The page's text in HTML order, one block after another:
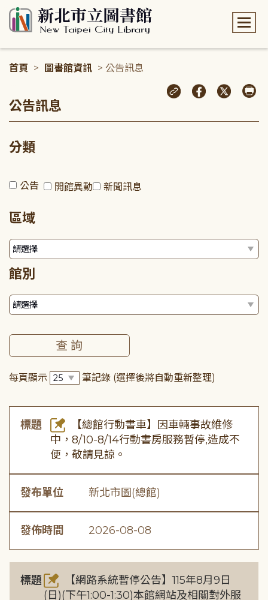
首頁 > 圖書館資訊 > 公告訊息
公告訊息
分類
公告 開館異動 新聞訊息
區域
館別
每頁顯示 筆記錄 (選擇後將自動重新整理)
標題
【總館行動書車】因車輛事故維修
中，8/10-8/14行動書房服務暫停,造成不
便，敬請見諒。
發布單位 新北市圖(總館)
發佈時間 2026-08-08
標題
【網路系統暫停公告】115年8月9日
(日)(下午1:00-1:30)本館網站及相關對外服